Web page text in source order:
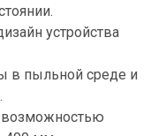
устройства
в пыльной среде и
возможностью